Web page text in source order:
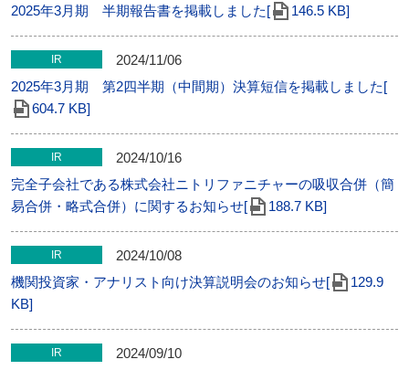
2025年3月期 半期報告書を掲載しました[
146.5 KB]
IR
2024/11/06
2025年3月期 第2四半期（中間期）決算短信を掲載しました[
604.7 KB]
IR
2024/10/16
完全子会社である株式会社ニトリファニチャーの吸収合併（簡
易合併・略式合併）に関するお知らせ[
188.7 KB]
IR
2024/10/08
機関投資家・アナリスト向け決算説明会のお知らせ[
129.9
KB]
IR
2024/09/10